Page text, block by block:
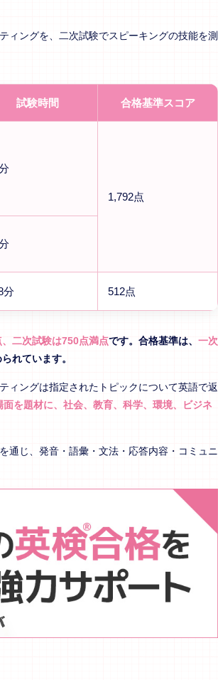
ィングを、二次試験でスピーキングの技能を測
試験時間 合格基準スコア
1,792点
分 512点
二次試験は750点満点です。合格基準は、 一次
れています。
ィングは指定されたトピックについて英語で返
を題材に、社会、教育、科学、環境、ビジネ
通じ、発音・語彙・文法・応答内容・コミュニ